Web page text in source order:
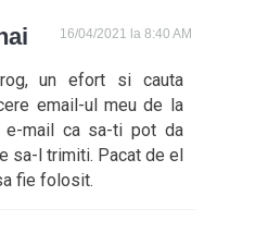
16/04/2021 la 8:40 AM
un efort si cauta
email-ul meu de la
e-mail ca sa-ti pot da
sa-l trimiti. Pacat de el
fie folosit.